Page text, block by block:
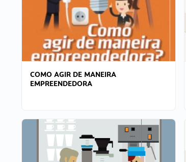
COMO AGIR DE MANEIRA
EMPREENDEDORA